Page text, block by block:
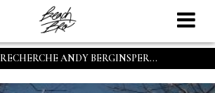
RECHERCHE ANDY BERGINSPER...